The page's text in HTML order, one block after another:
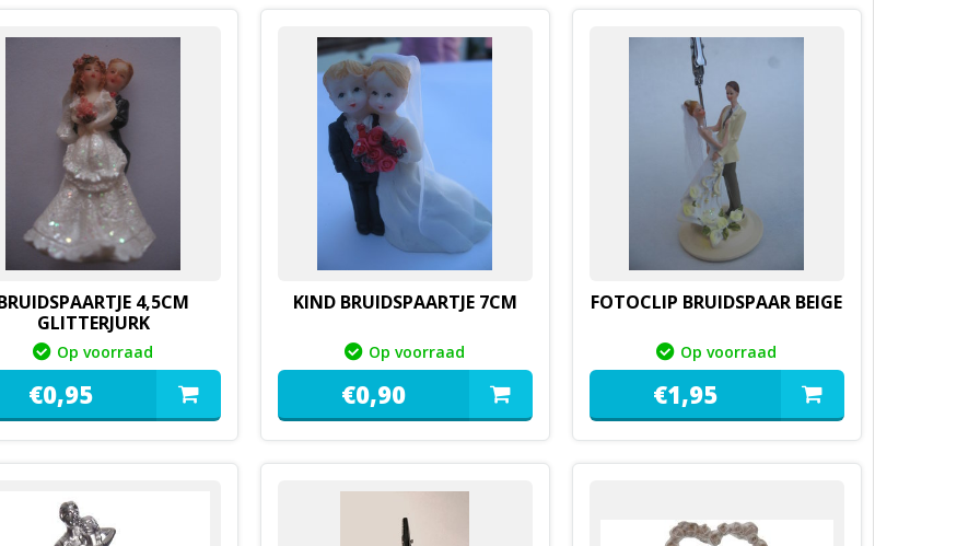
4,5CM
GLITTERJURK
Op voorraad
€0,95
KIND BRUIDSPAARTJE 7CM
Op voorraad
€0,90
FOTOCLIP BRUIDSPAAR BEIGE
Op voorraad
€1,95